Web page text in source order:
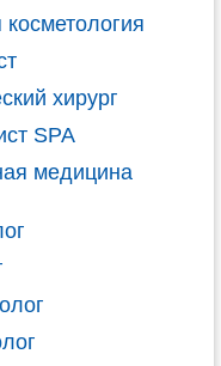
хирург
SPA
медицина